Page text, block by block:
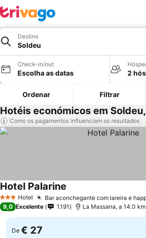
Destino
Soldeu
Check-in/out
Escolha as datas 2
Ordenar Filtrar
Hotéis económicos em
Como os pagamentos influenciam os resultados
3 EstrelasHotel Bar aconchegante com lareira e
Hotel Palarine
9,0 Excelente 1.191 La Massana, a 14.0
De € 27